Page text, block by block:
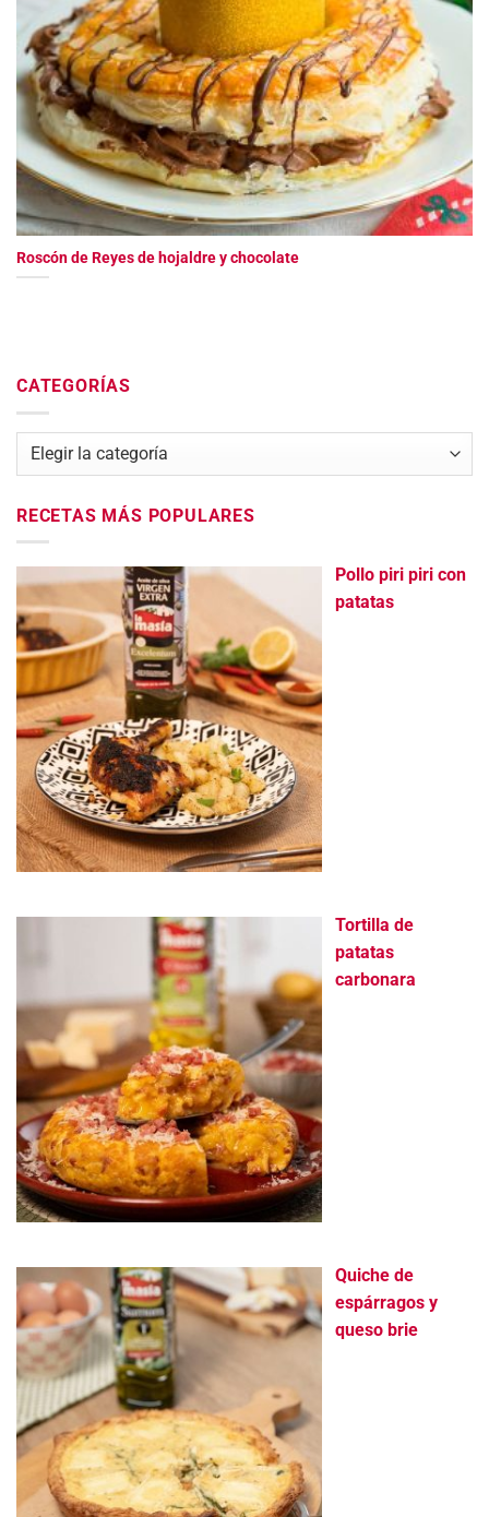
Roscón de Reyes de hojaldre y chocolate
CATEGORÍAS
Categorías
RECETAS MÁS POPULARES
Pollo piri piri con
patatas
Tortilla de
patatas
carbonara
Quiche de
espárragos y
queso brie